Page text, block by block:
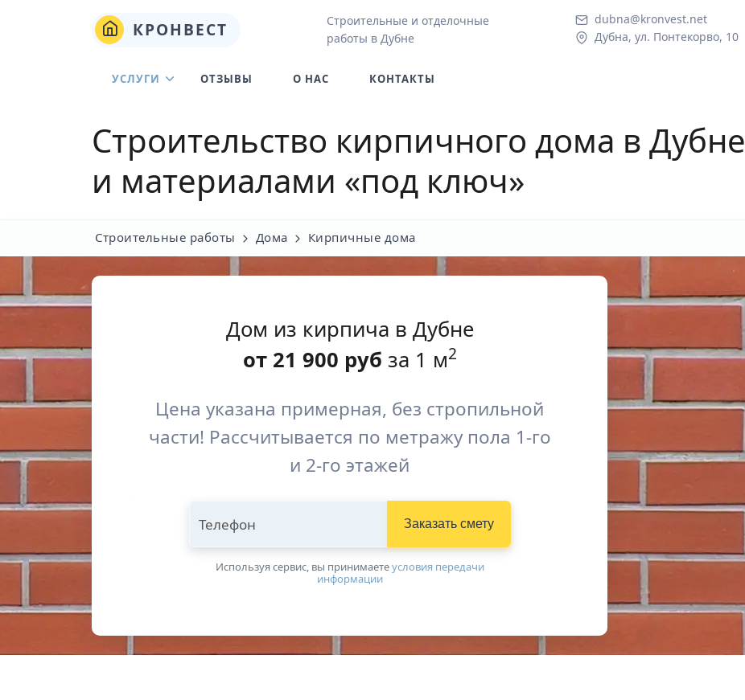
КРОНВЕСТ
Строительные и отделочные
работы в Дубне
dubna@kronvest.net
Дубна, ул. Понтекорво, 10
УСЛУГИ ОТЗЫВЫ О НАС КОНТАКТЫ
Строительство кирпичного дома в Дубне
и материалами «под ключ»
Строительные работы Дома Кирпичные дома
Дом из кирпича в Дубне
от 21 900 руб за 1 м2
Цена указана примерная, без стропильной
части! Рассчитывается по метражу пола 1-го
и 2-го этажей
Телефон Заказать смету
Используя сервис, вы принимаетeусловия передачи
информации